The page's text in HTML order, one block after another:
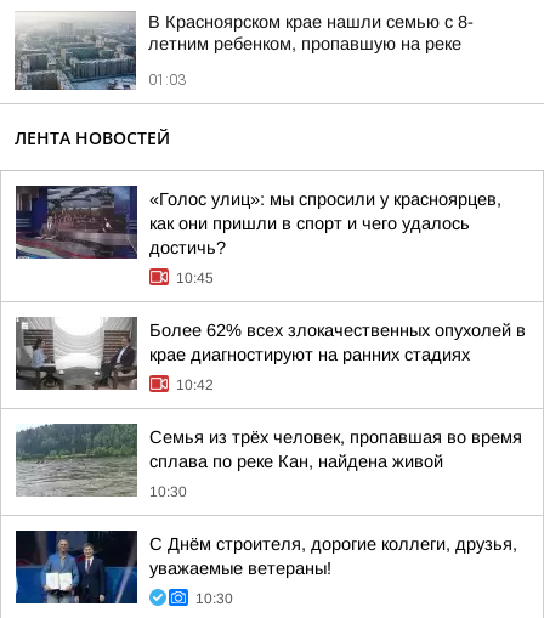
В Красноярском крае нашли семью с 8-
летним ребенком, пропавшую на реке
01:03
ЛЕНТА НОВОСТЕЙ
«Голос улиц»: мы спросили у красноярцев,
как они пришли в спорт и чего удалось
достичь?
10:45
Более 62% всех злокачественных опухолей в
крае диагностируют на ранних стадиях
10:42
Семья из трёх человек, пропавшая во время
сплава по реке Кан, найдена живой
10:30
С Днём строителя, дорогие коллеги, друзья,
уважаемые ветераны!
10:30